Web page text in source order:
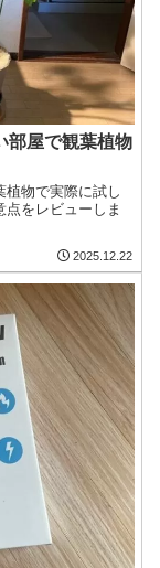
部屋で観葉植物
植物で実際に試し
をレビューしま
2025.12.22